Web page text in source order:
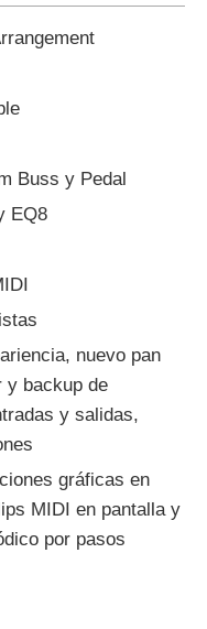
Buss y Pedal
EQ8
nuevo pan
y backup de
y salidas,
gráficas en
MIDI en pantalla y
por pasos